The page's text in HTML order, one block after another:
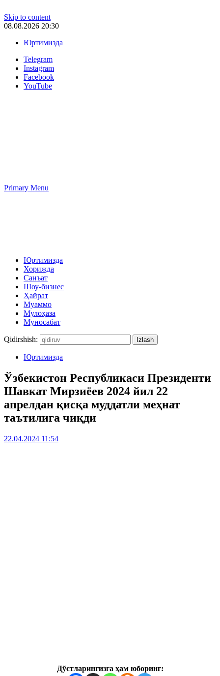
Skip to content
08.08.2026 20:30
Юртимизда
Telegram
Instagram
Facebook
YouTube
Primary Menu
Юртимизда
Хорижда
Санъат
Шоу-бизнес
Ҳайрат
Муаммо
Мулоҳаза
Муносабат
Qidirshish:
Юртимизда
Ўзбекистон Республикаси Президенти
Шавкат Мирзиёев 2024 йил 22
апрелдан қисқа муддатли меҳнат
таътилига чиқди
22.04.2024 11:54
Дўстларингизга ҳам юборинг: